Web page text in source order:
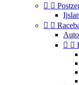
 
 
 